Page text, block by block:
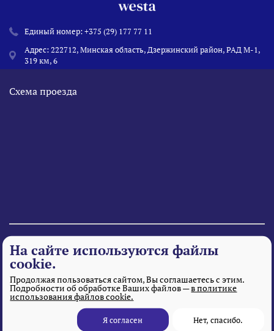
Единый номер:+375 (29) 177 77 11
Адрес: 222712, Минская область, Дзержинский район, РАД М-1,
319 км, 6
Схема проезда
© 1995 - 2026 «Веста» Все права защищены.
Разработка и поддержка сайта – MITGroup
На сайте используются файлы
cookie.
Продолжая пользоваться сайтом, Вы соглашаетесь с этим.
Подробности об обработке Ваших файлов —в политике
использования файлов cookie.
Я согласен Нет, спасибо.